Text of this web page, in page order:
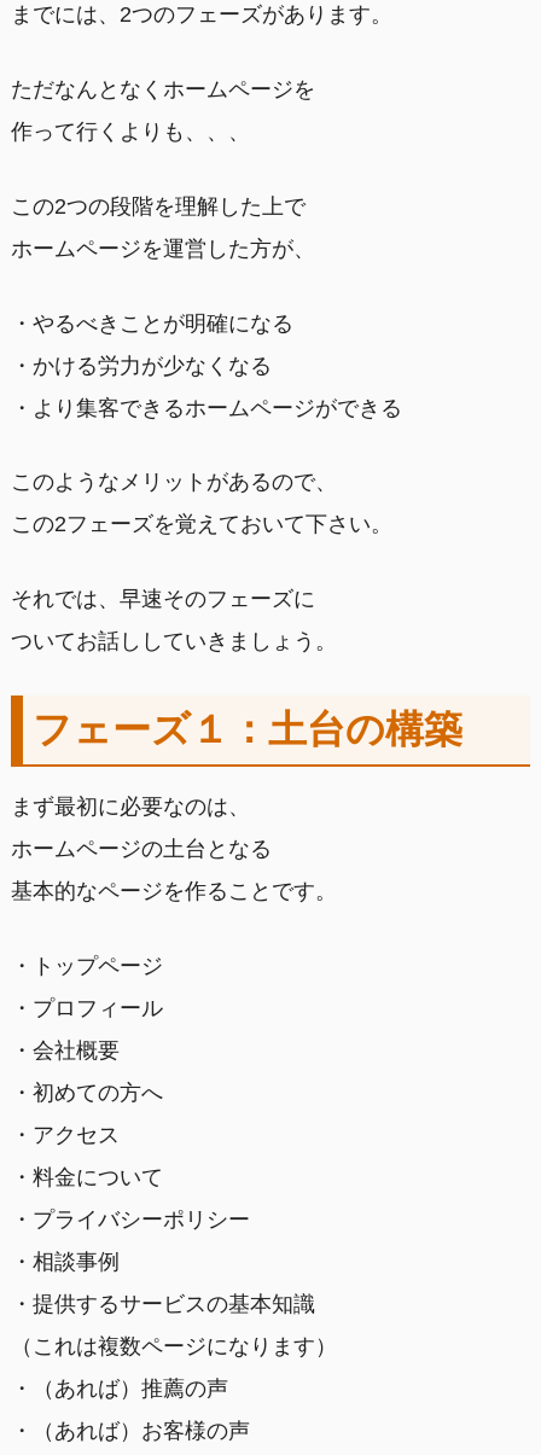
までには、2つのフェーズがあります。
ただなんとなくホームページを
作って行くよりも、、、
この2つの段階を理解した上で
ホームページを運営した方が、
・やるべきことが明確になる
・かける労力が少なくなる
・より集客できるホームページができる
このようなメリットがあるので、
この2フェーズを覚えておいて下さい。
それでは、早速そのフェーズに
ついてお話ししていきましょう。
フェーズ１：土台の構築
まず最初に必要なのは、
ホームページの土台となる
基本的なページを作ることです。
・トップページ
・プロフィール
・会社概要
・初めての方へ
・アクセス
・料金について
・プライバシーポリシー
・相談事例
・提供するサービスの基本知識
（これは複数ページになります）
・（あれば）推薦の声
・（あれば）お客様の声